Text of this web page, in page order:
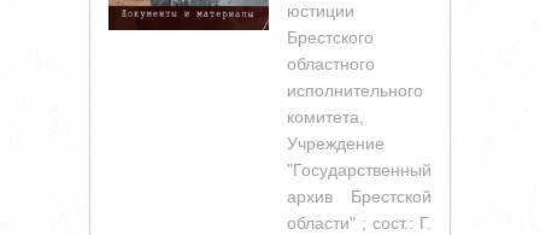
юстиции
Брестского
областного
исполнительного
комитета,
Учреждение
"Государственный
архив Брестской
области" ; сост.: Г.